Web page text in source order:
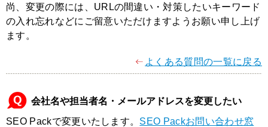
尚、変更の際には、URLの間違い・対策したいキーワード
の入れ忘れなどにご留意いただけますようお願い申し上げ
ます。
よくある質問の一覧に戻る
会社名や担当者名・メールアドレスを変更したい
SEO Packで変更いたします。 SEO Packお問い合わせ窓